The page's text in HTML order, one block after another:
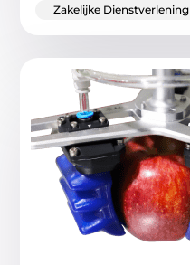
Zakelijke Dienstverlening